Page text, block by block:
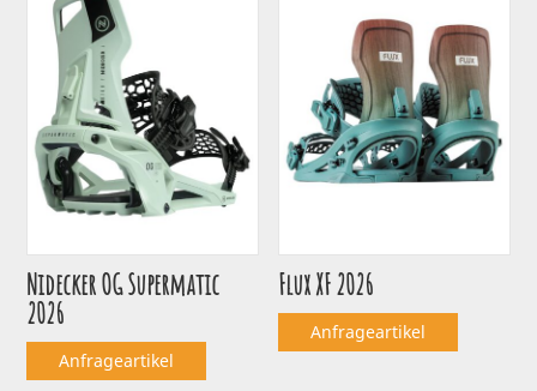
Nidecker OG Supermatic
2026
Anfrageartikel
Flux XF 2026
Anfrageartikel